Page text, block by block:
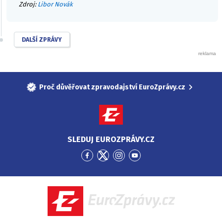
Zdroj: Libor Novák
DALŠÍ ZPRÁVY
Proč důvěřovat zpravodajství EuroZprávy.cz
SLEDUJ EUROZPRÁVY.CZ
Přejít
Facebook
Přejít
Twitter
Přejít
Instagram
Přejít
YouTube
EuroZprávy.cz